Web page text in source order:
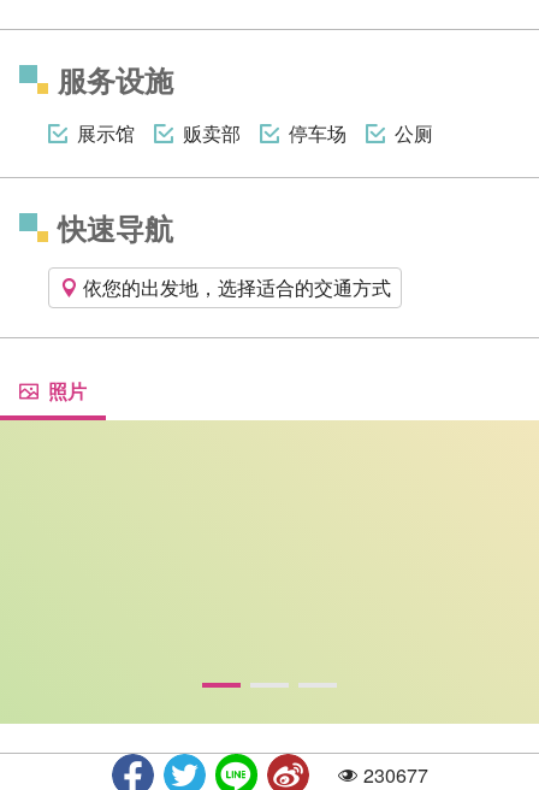
服务设施
展示馆 贩卖部 停车场 公厕
快速导航
依您的出发地，选择适合的交通方式
照片
230677